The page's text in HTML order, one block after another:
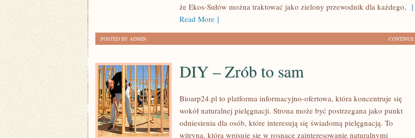
że Ekos-Sułów można traktować jako zielony przewodnik dla każdego, [
Read More ]
CONTINUE
POSTED BY ADMIN
DIY – Zrób to sam
Bioarp24.pl to platforma informacyjno-ofertowa, która koncentruje się
wokół naturalnej pielęgnacji. Strona może być postrzegana jako punkt
odniesienia dla osób, które interesują się świadomą pielęgnacją. To
witryna, która wpisuje się w rosnące zainteresowanie naturalnymi